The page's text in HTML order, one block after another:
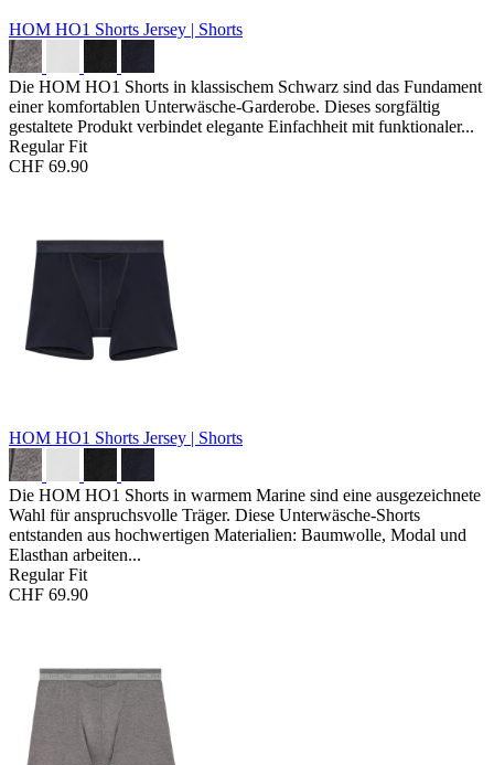
HOM HO1 Shorts Jersey | Shorts
Die HOM HO1 Shorts in klassischem Schwarz sind das Fundament
einer komfortablen Unterwäsche-Garderobe. Dieses sorgfältig
gestaltete Produkt verbindet elegante Einfachheit mit funktionaler...
Regular Fit
CHF 69.90
HOM HO1 Shorts Jersey | Shorts
Die HOM HO1 Shorts in warmem Marine sind eine ausgezeichnete
Wahl für anspruchsvolle Träger. Diese Unterwäsche-Shorts
entstanden aus hochwertigen Materialien: Baumwolle, Modal und
Elasthan arbeiten...
Regular Fit
CHF 69.90